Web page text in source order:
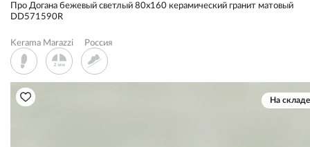
Про Догана бежевый светлый 80x160 керамический гранит матовый
DD571590R
Kerama Marazzi Россия
На складе